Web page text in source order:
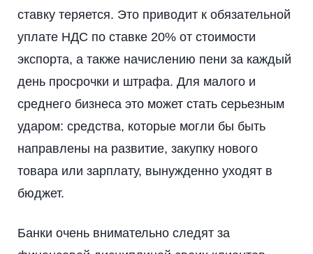
ставку теряется. Это приводит к обязательной
уплате НДС по ставке 20% от стоимости
экспорта, а также начислению пени за каждый
день просрочки и штрафа. Для малого и
среднего бизнеса это может стать серьезным
ударом: средства, которые могли бы быть
направлены на развитие, закупку нового
товара или зарплату, вынужденно уходят в
бюджет.
Банки очень внимательно следят за